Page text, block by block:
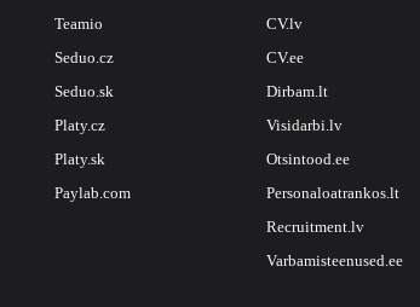
Teamio
Seduo.cz
Seduo.sk
Platy.cz
Platy.sk
Paylab.com
CV.lv
CV.ee
Dirbam.lt
Visidarbi.lv
Otsintood.ee
Personaloatrankos.lt
Recruitment.lv
Varbamisteenused.ee